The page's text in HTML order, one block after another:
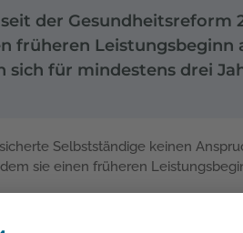
der Gesundheitsreform
früheren Leistungsbeginn
für mindestens drei
Selbstständige keinen
sie einen früheren